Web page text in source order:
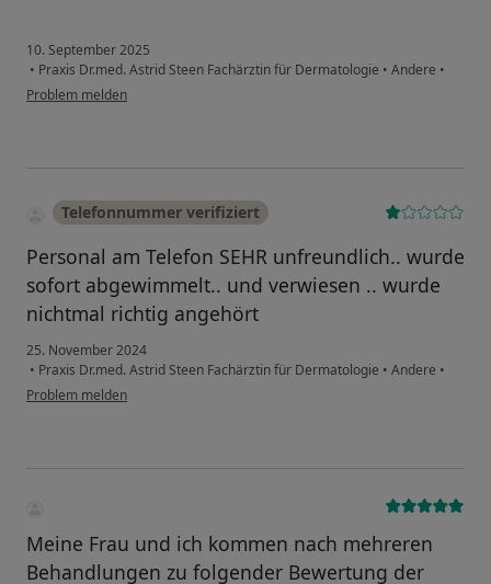
10. September 2025
• Praxis Dr.med. Astrid Steen Fachärztin für Dermatologie • Andere •
Problem melden
Telefonnummer verifiziert
Personal am Telefon SEHR unfreundlich.. wurde
sofort abgewimmelt.. und verwiesen .. wurde
nichtmal richtig angehört
25. November 2024
• Praxis Dr.med. Astrid Steen Fachärztin für Dermatologie • Andere •
Problem melden
Meine Frau und ich kommen nach mehreren
Behandlungen zu folgender Bewertung der